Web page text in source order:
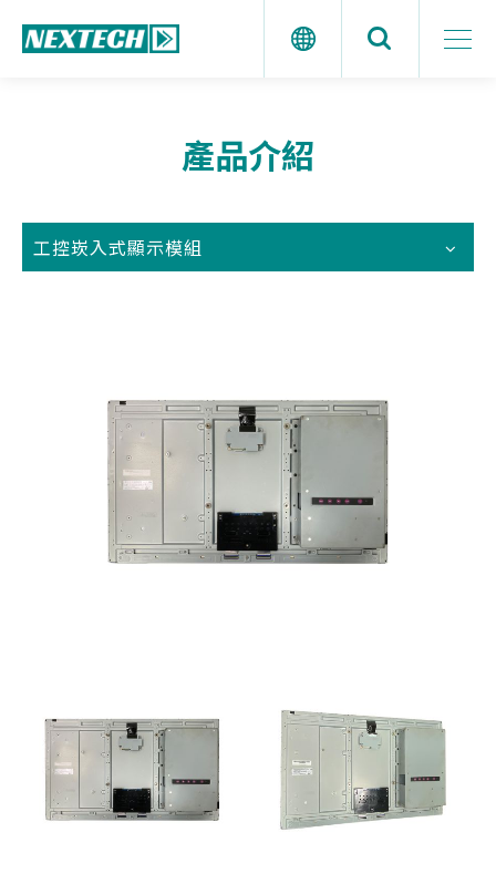
產品介紹
工控崁入式顯示模組